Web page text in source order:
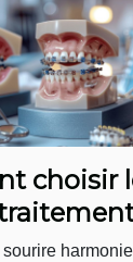
choisir
sourire